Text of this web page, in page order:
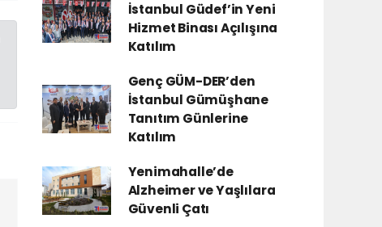
İstanbul Güdef’in Yeni
Hizmet Binası Açılışına
Katılım
Genç GÜM-DER’den
İstanbul Gümüşhane
Tanıtım Günlerine
Katılım
Yenimahalle’de
Alzheimer ve Yaşlılara
Güvenli Çatı